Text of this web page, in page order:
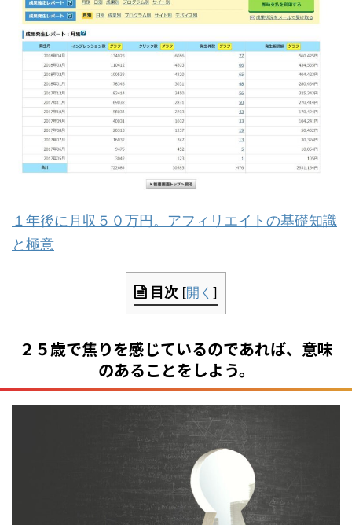
１年後に月収５０万円。アフィリエイトの基礎知識
と極意
目次 [開く ]
２５歳で焦りを感じているのであれば、意味
のあることをしよう。